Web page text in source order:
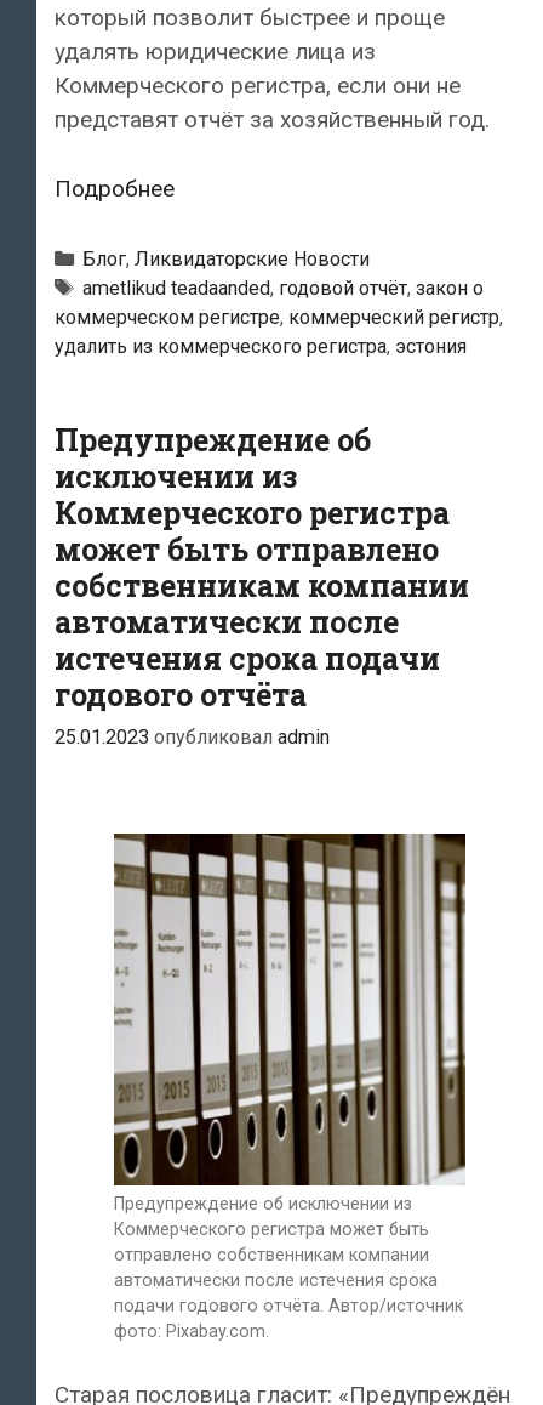
который позволит быстрее и проще
удалять юридические лица из
Коммерческого регистра, если они не
представят отчёт за хозяйственный год.
ПодробнееУдалить
Коммерческого
регистра
юридическое
лицо,
вовремя
годовой
отчёт,
станет
проще
Рубрики
Блог, Ликвидаторские Новости
Метки
ametlikud teadaanded, годовой отчёт, закон о
коммерческом регистре, коммерческий регистр,
удалить из коммерческого регистра, эстония
Предупреждение об
исключении из
Коммерческого регистра
может быть отправлено
собственникам компании
автоматически после
истечения срока подачи
годового отчёта
25.01.2023 опубликовал admin
Предупреждение об исключении из
Коммерческого регистра может быть
отправлено собственникам компании
автоматически после истечения срока
подачи годового отчёта. Автор/источник
фото: Pixabay.com.
Старая пословица гласит: «Предупреждён